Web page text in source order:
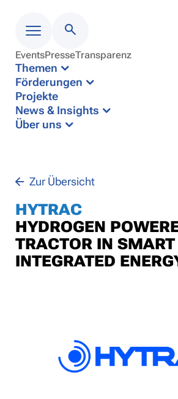
Menü
EventsPresseTransparenz
Themen
Förderungen
Projekte
News & Insights
Über uns
Zur Übersicht
HYTRAC
HYDROGEN
TRACTOR IN SMART
INTEGRATED